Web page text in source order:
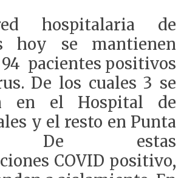
hospitalaria de
hoy se mantienen
pacientes positivos
De los cuales 3 se
en el Hospital de
y el resto en Punta
De estas
COVID positivo,